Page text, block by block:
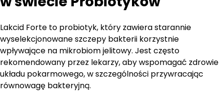
Lakcid Forte to probiotyk, który zawiera starannie
wyselekcjonowane szczepy bakterii korzystnie
wpływające na mikrobiom jelitowy. Jest często
rekomendowany przez lekarzy, aby wspomagać zdrowie
układu pokarmowego, w szczególności przywracając
równowagę bakteryjną.